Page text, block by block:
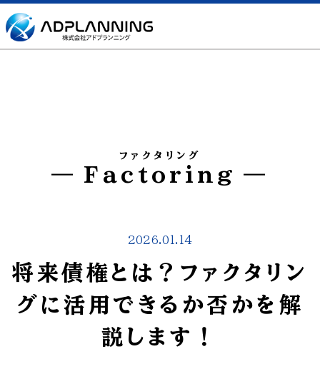
ファクタリング
Factoring
2026.01.14
将来債権とは？ファクタリン
グに活用できるか否かを解
説します！